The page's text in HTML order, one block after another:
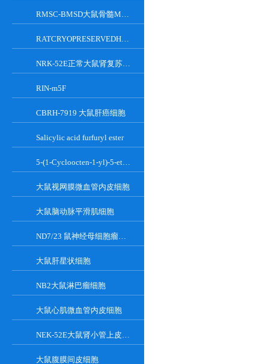
RMSC-BMSD大鼠骨髓MSC细胞
RATCRYOPRESERVEDHEPATOCYTES大鼠肝脏实质细胞
NRK-52E正常大鼠肾复苏细胞(附STR鉴定报告)
RIN-m5F
CBRH-7919 大鼠肝癌细胞
Salicylic acid furfuryl ester
5-(1-Cycloocten-1-yl)-5-ethylbarbituric acid
大鼠视网膜微血管内皮细胞
大鼠脑动脉平滑肌细胞
ND7/23 鼠神经母细胞瘤细胞系
大鼠肝星状细胞
NB2大鼠淋巴瘤细胞
大鼠心肌微血管内皮细胞
NEK-52E大鼠肾小管上皮细胞
大鼠腹膜间皮细胞